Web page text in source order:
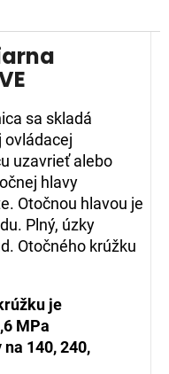
sa skladá
ovládacej
uzavrieť alebo
hlavy
Otočnou hlavou je
Plný, úzky
Otočného krúžku
je
MPa
140, 240,